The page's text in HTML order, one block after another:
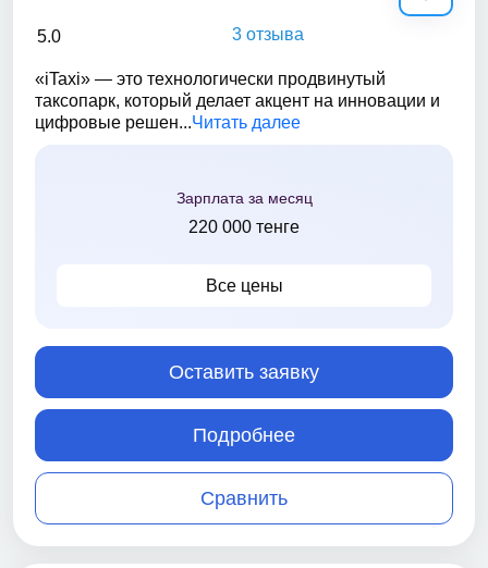
5.0 3 отзыва
«iTaxi» — это технологически продвинутый
таксопарк, который делает акцент на инновации и
цифровые решен...Читать далее
Зарплата за месяц
220 000 тенге
Все цены
Сравнить
Оставить заявку
Подробнее